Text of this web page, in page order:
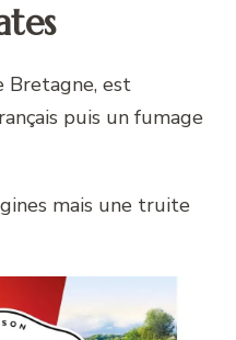
Bretagne, est
puis un fumage
mais une truite